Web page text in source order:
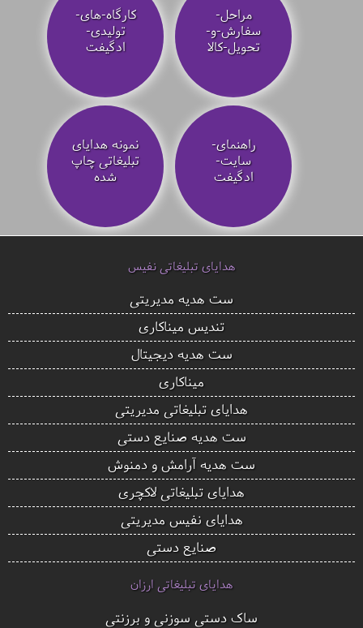
مراحل-
سفارش-و-
تحویل-کالا
کارگاه-های-
تولیدی-
ادگیفت
راهنمای-
سایت-
ادگیفت
نمونه هدایای
تبلیغاتی چاپ
شده
هدایای تبلیغاتی نفیس
ست هدیه مدیریتی
تندیس میناکاری
ست هدیه دیجیتال
میناکاری
هدایای تبلیغاتی مدیریتی
ست هدیه صنایع دستی
ست هدیه آرامش و دمنوش
هدایای تبلیغاتی لاکچری
هدایای نفیس مدیریتی
صنایع دستی
هدایای تبلیغاتی ارزان
ساک دستی سوزنی و برزنتی